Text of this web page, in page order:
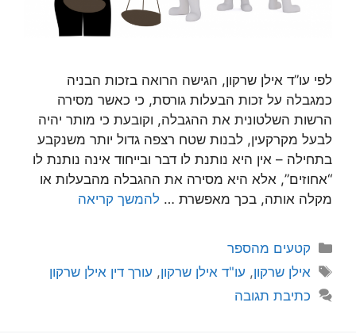
לפי עו”ד אילן שרקון, הגישה הרואה בזכות הבניה
כמגבלה על זכות הבעלות גורסת, כי כאשר מסירה
הרשות השלטונית את ההגבלה, וקובעת כי מותר יהיה
לבעל מקרקעין, לבנות שטח רצפה גדול יותר משנקבע
בתחילה – אין היא נותנת לו דבר ובייחוד אינה נותנת לו
“אחוזים”, אלא היא מסירה את ההגבלה מהבעלות או
מקלה אותה, בכך מאפשרת … להמשך קריאה
קטגוריות
קטעים מהספר
תגיות
אילן שרקון, עו"ד אילן שרקון, עורך דין אילן שרקון
כתיבת תגובה